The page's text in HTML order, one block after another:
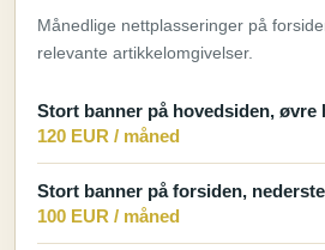
Månedlige nettplasseringer på
relevante artikkelomgivelser.
Stort banner på hovedsiden, øvre
120 EUR / måned
Stort banner på forsiden,
100 EUR / måned